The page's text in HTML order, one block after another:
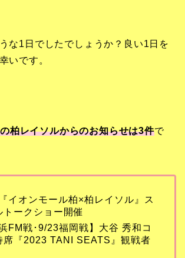
な1日でしたでしょうか？良い1日を
いです。
柏レイソルからのお知らせは3件で
イオンモール柏×柏レイソル』ス
トークショー開催
FM戦･9/23福岡戦】大谷 秀和コ
席『2023 TANI SEATS』観戦者